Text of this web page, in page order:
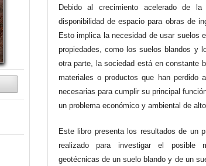
Debido al crecimiento acelerado de
disponibilidad de espacio para obras de
Esto implica la necesidad de usar suelos
propiedades, como los suelos blandos y
otra parte, la sociedad está en constante
materiales o productos que han perdido
necesarias para cumplir su principal
un problema económico y ambiental de
Este libro presenta los resultados de un
realizado para investigar el posible
geotécnicas de un suelo blando y de un